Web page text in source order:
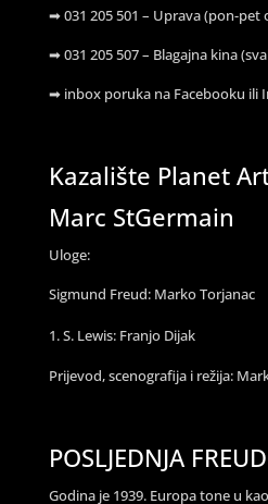
➡ 031 205 501 – Uprava (pon-pet
➡ 031 205 507 – Blagajna kina
➡ inbox poruka na Facebooku ili
Kazalište Planet
Marc StGermain
Uloge:
Sigmund Freud: Marko Torjanac
S. Lewis: Franjo Dijak
Prijevod, scenografija i režija:
POSLJEDNJA
Godina je 1939. Europa tone u